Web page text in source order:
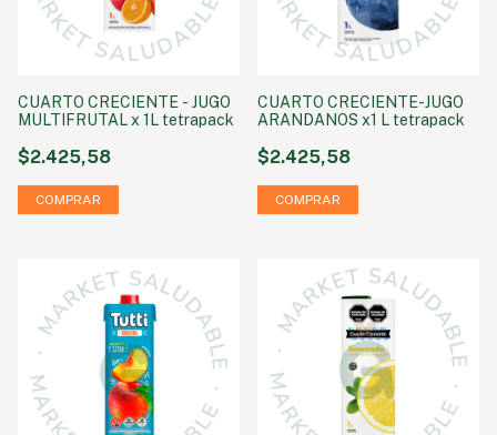
CUARTO CRECIENTE - JUGO
MULTIFRUTAL x 1L tetrapack
$2.425,58
CUARTO CRECIENTE-JUGO
ARANDANOS x1 L tetrapack
$2.425,58